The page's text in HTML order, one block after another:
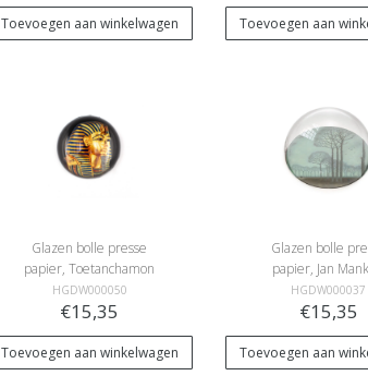
Toevoegen aan winkelwagen Toevoegen aan
Glazen bolle presse
papier, Toetanchamon
HGDW000050
€15,35
Toevoegen aan winkelwagen
Glazen bolle
papier, Jan
Bomenrij
HGDW000037
€15,35
Toevoegen aan